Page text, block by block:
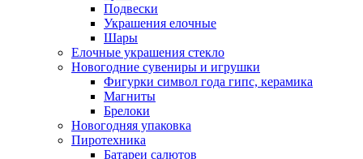
Подвески
Украшения елочные
Шары
Елочные украшения стекло
Новогодние сувениры и игрушки
Фигурки символ года гипс, керамика
Магниты
Брелоки
Новогодняя упаковка
Пиротехника
Батареи салютов